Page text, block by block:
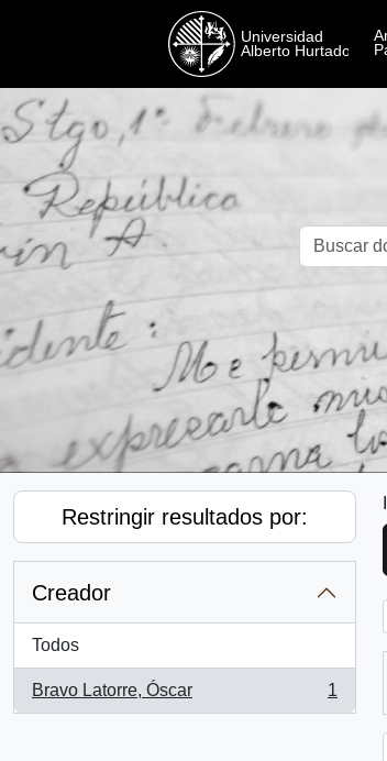
Restringir resultados por:
Creador
Todos
Bravo Latorre, Óscar
, 1 resultados
1